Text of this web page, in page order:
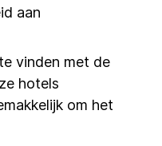
aan
vinden met de
hotels
om het